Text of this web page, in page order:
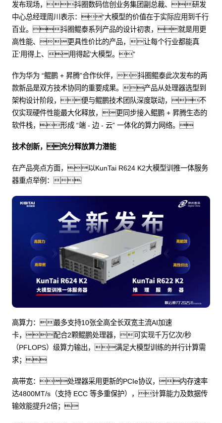
发布现场，抖圈数码信创业务集团副总裁、研发
中心总经理周川表示：“大模型的价值在于实际应用到千行
百业。抖圈鲲泰系列产品的设计初衷，就是用更
高性能、更具性价比的产品，让每个行业都能真
正‘用得上、用得起’大模型。”
作为华为 “鲲鹏 + 昇腾”合作伙伴，抖圈鲲泰此次发布的两
款新品是双方技术协同的重要成果。产品从处理器选型到
架构设计阶段，便与鲲鹏技术团队深度联动，不
仅实现硬件性能最大化释放，更同步接入鲲鹏 + 昇腾生态的
软件栈，形成 “端 - 边 - 云” 一体化的算力网络。
技术创新，充分释放算力潜能
在产品亮点方面，以KunTai R624 K2大模型训推一体服务
器重点举例：
高算力：最多支持10张全高全长双宽主流AI加速
卡，配合2颗鲲鹏处理器，可实现千万亿次/秒
（PFLOPS）级算力输出，满足大模型训练的并行计算需
求；
高带宽：处理器采用更新的PCIe协议，内存速率
达4800MT/s（支持 ECC 等多重保护），计算能力及数据传
输效能提升2倍；